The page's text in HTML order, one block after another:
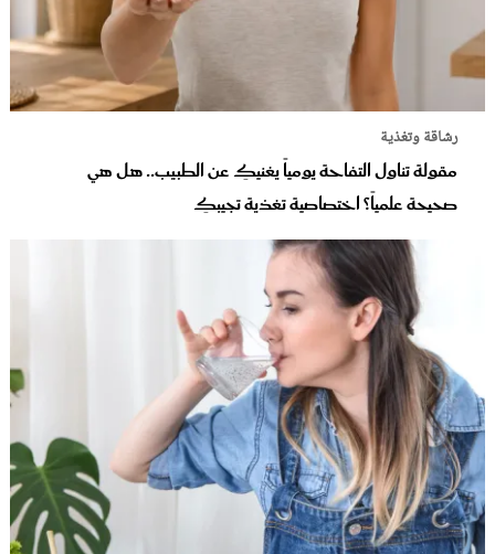
رشاقة وتغذية
مقولة تناول التفاحة يومياً يغنيكِ عن الطبيب.. هل هي
صحيحة علمياً؟ اختصاصية تغذية تجيبكِ